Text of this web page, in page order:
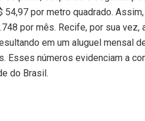
por metro quadrado.
por mês. Recife, por sua
em um aluguel mensal
Esses números evidenciam a
do Brasil.